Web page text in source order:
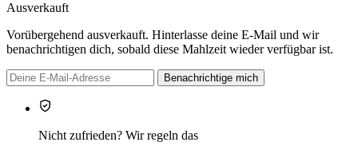
Ausverkauft
Vorübergehend ausverkauft. Hinterlasse deine E-Mail und wir
benachrichtigen dich, sobald diese Mahlzeit wieder verfügbar ist.
Benachrichtige mich
Nicht zufrieden? Wir regeln das